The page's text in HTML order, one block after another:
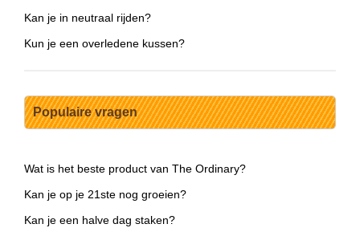
Kan je in neutraal rijden?
Kun je een overledene kussen?
Populaire vragen
Wat is het beste product van The Ordinary?
Kan je op je 21ste nog groeien?
Kan je een halve dag staken?